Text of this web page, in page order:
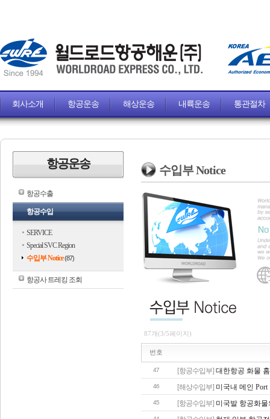
회사소개 항공운송 해상운송 내륙운송 통관절차
항공운송
항공수출
항공수입
SERVICE
Special SVC Region
수입부 Notice(87)
항공사 트레킹 조회
수입부 Notice
87개(3/5페이지)
번호
47 [항공수입부] 대한항공 화물
46 [해상수입부] 미국내 메인 Port
45 [항공수입부] 미국발 항공화